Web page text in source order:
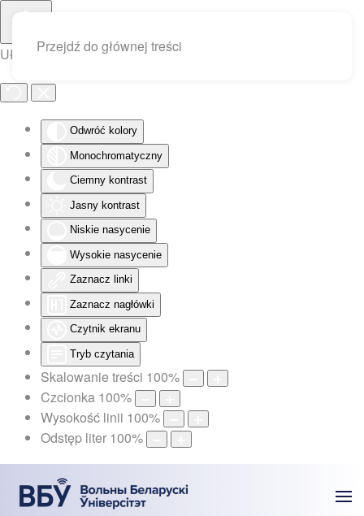
Ułatwienia dostępu
Odwróć kolory
Monochromatyczny
Ciemny kontrast
Jasny kontrast
Niskie nasycenie
Wysokie nasycenie
Zaznacz linki
Zaznacz nagłówki
Czytnik ekranu
Tryb czytania
Skalowanie treści 100%
Czcionka 100%
Wysokość linii 100%
Odstęp liter 100%
Przejdź do głównej treści